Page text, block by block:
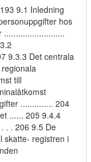
9.1 Inledning
hos
..........................
9.3.3 Det centrala
till
.............. 204
...... 205 9.4.4
. . 206 9.5 De
skatte- registren i